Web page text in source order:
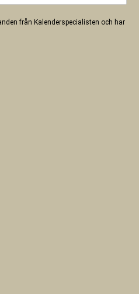
från Kalenderspecialisten och har